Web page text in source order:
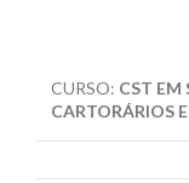
CURSO: CST EM
CARTORÁRIOS